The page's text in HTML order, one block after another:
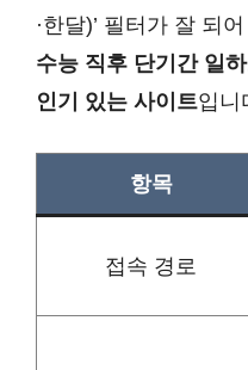
·한달)’ 필터가 잘 되
수능 직후 단기간 일
인기 있는 사이트입니
항목
접속 경로